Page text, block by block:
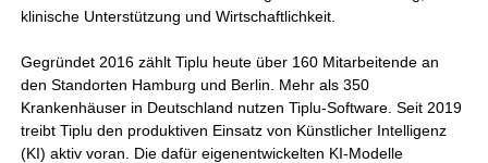
klinische Unterstützung und Wirtschaftlichkeit.
Gegründet 2016 zählt Tiplu heute über 160 Mitarbeitende an
den Standorten Hamburg und Berlin. Mehr als 350
Krankenhäuser in Deutschland nutzen Tiplu-Software. Seit 2019
treibt Tiplu den produktiven Einsatz von Künstlicher Intelligenz
(KI) aktiv voran. Die dafür eigenentwickelten KI-Modelle